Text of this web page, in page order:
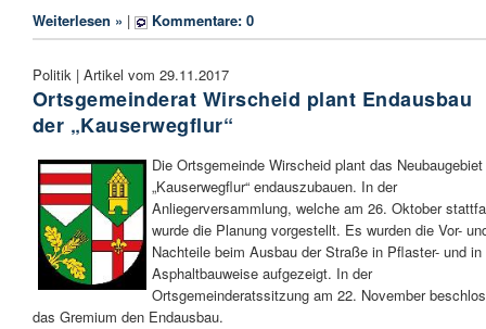
Weiterlesen » | Kommentare: 0
Politik | Artikel vom 29.11.2017
Ortsgemeinderat Wirscheid plant Endausbau
der „Kauserwegflur“
Die Ortsgemeinde Wirscheid plant das Neubaugebiet
„Kauserwegflur“ endauszubauen. In der
Anliegerversammlung, welche am 26. Oktober
wurde die Planung vorgestellt. Es wurden die Vor-
Nachteile beim Ausbau der Straße in Pflaster- und in
Asphaltbauweise aufgezeigt. In der
Ortsgemeinderatssitzung am 22. November
das Gremium den Endausbau.